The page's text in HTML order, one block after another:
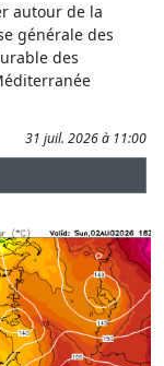
autour de la
générale des
des
31 juil. 2026 à 11:00